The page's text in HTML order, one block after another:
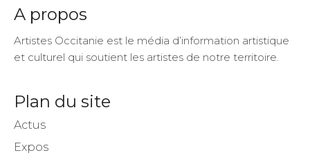
A propos
Artistes Occitanie est le média d’information artistique
et culturel qui soutient les artistes de notre territoire.
Plan du site
Actus
Expos